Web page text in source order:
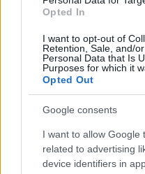
Opted In
I want to opt-out of
Retention, Sale, and/
Personal Data that Is
Purposes for which it
Opted Out
Google consents
I want to allow Google
related to advertising
device identifiers in